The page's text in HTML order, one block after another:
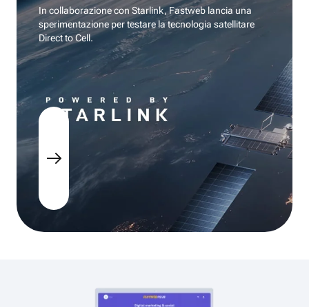
In collaborazione con Starlink, Fastweb lancia una
sperimentazione per testare la tecnologia satellitare
Direct to Cell.